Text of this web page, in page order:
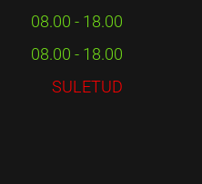
08.00 - 18.00
08.00 - 18.00
SULETUD